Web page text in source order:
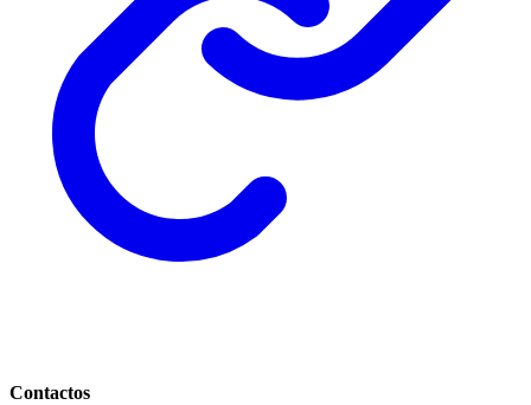
Contactos